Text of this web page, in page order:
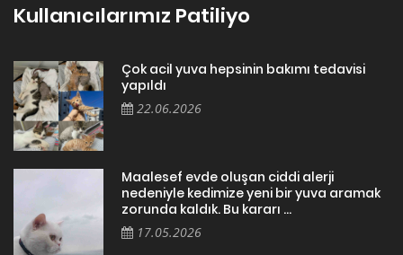
Kullanıcılarımız Patiliyo
Çok acil yuva hepsinin bakımı tedavisi
yapıldı
22.06.2026
Maalesef evde oluşan ciddi alerji
nedeniyle kedimize yeni bir yuva aramak
zorunda kaldık. Bu kararı ...
17.05.2026